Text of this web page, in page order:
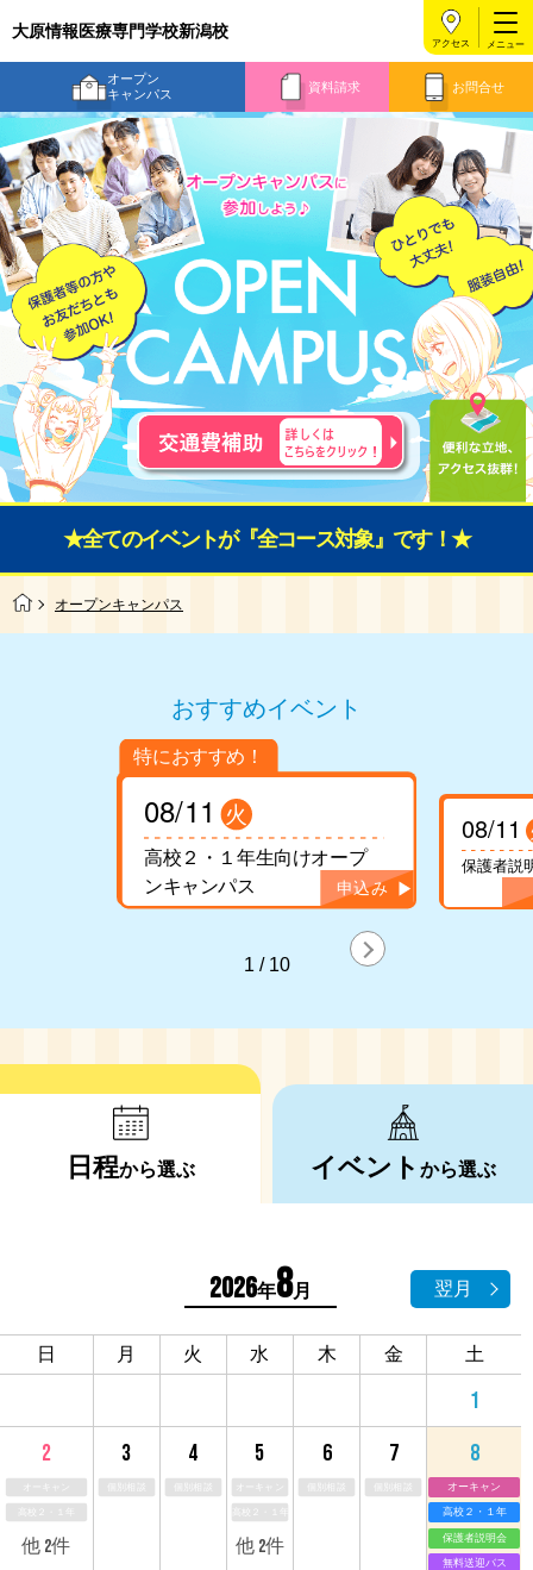
大原情報医療専門学校新潟校
オープン
キャンパス
資料請求 お問合せ
アクセス
★全てのイベントが『全コース対象』です！★
オープンキャンパス
おすすめイベント
08/11 火
高校２・１年生向けオープ
ンキャンパス
08/11
保護者説
1 / 10
日程から選ぶ イベント から選ぶ
2026年8月 翌月
日 月 火 水 木 金 土
1
2
高校２・１年
他 2件
3 4 5
他 2件
6 7 8
オーキャン
高校２・１年
保護者説明会
無料送迎バス